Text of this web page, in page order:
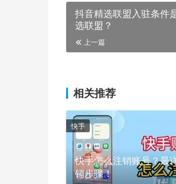
抖音精选联盟入驻条件
选联盟？
上一篇
相关推荐
快手怎么注销账号？最
销步骤！
快手